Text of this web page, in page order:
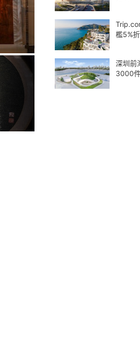
檻5%
深圳前
3000